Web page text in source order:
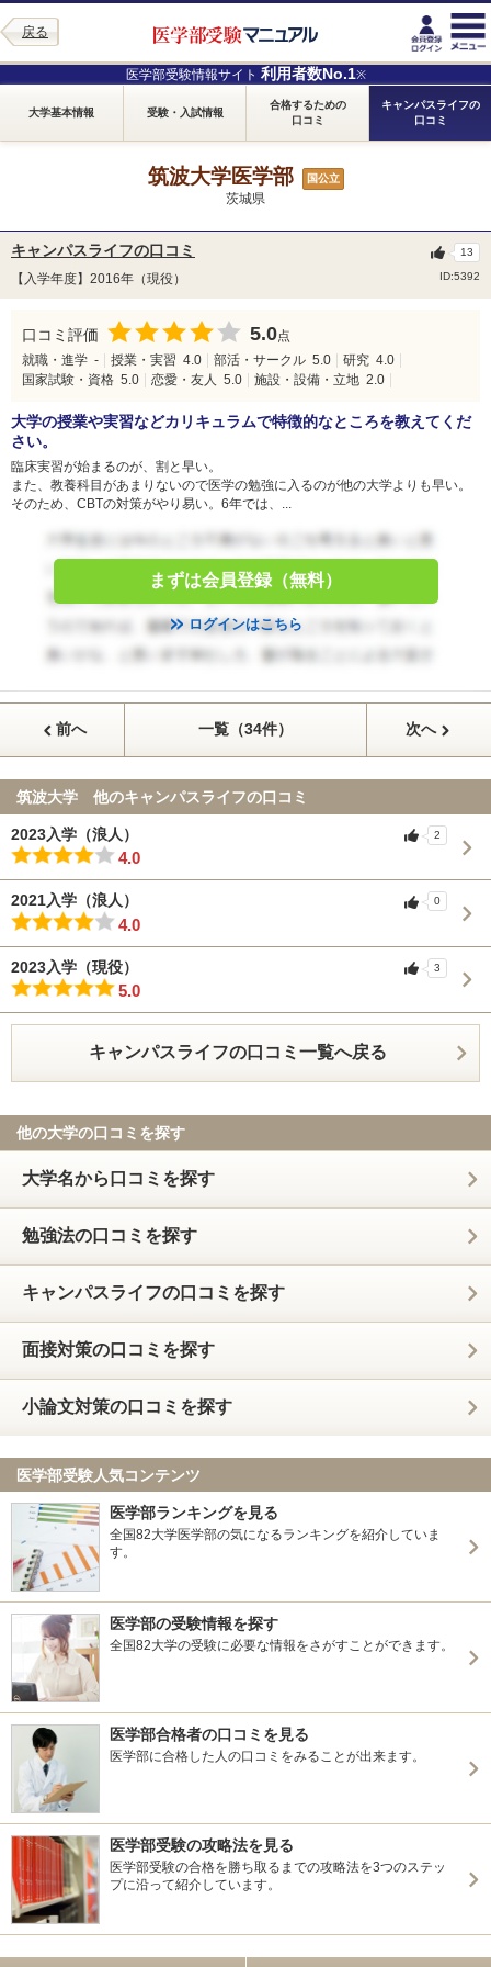
戻る
医学部受験情報サイト 利用者数No.1※
大学基本情報 受験・入試情報
合格するための
口コミ
キャンパスライフの
口コミ
筑波大学医学部 国公立
茨城県
キャンパスライフの口コミ
【入学年度】2016年（現役） ID:5392
13
口コミ評価 5.0点
就職・進学 - 授業・実習 4.0 部活・サークル 5.0 研究 4.0
国家試験・資格 5.0 恋愛・友人 5.0 施設・設備・立地 2.0
大学の授業や実習などカリキュラムで特徴的なところを教えてくだ
さい。
臨床実習が始まるのが、割と早い。
また、教養科目があまりないので医学の勉強に入るのが他の大学よりも早い。
そのため、CBTの対策がやり易い。6年では、...
まずは会員登録（無料）
ログインはこちら
前へ 一覧（34件） 次へ
筑波大学 他のキャンパスライフの口コミ
2023入学（浪人）
4.0
2
2021入学（浪人）
4.0
0
2023入学（現役）
5.0
3
キャンパスライフの口コミ一覧へ戻る
他の大学の口コミを探す
大学名から口コミを探す
勉強法の口コミを探す
キャンパスライフの口コミを探す
面接対策の口コミを探す
小論文対策の口コミを探す
医学部受験人気コンテンツ
医学部ランキングを見る
全国82大学医学部の気になるランキングを紹介していま
す。
医学部の受験情報を探す
全国82大学の受験に必要な情報をさがすことができます。
医学部合格者の口コミを見る
医学部に合格した人の口コミをみることが出来ます。
医学部受験の攻略法を見る
医学部受験の合格を勝ち取るまでの攻略法を3つのステッ
プに沿って紹介しています。